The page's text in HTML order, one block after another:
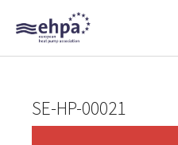
Skip to main navigation
Skip to main content
Skip to page footer
SE-HP-00021